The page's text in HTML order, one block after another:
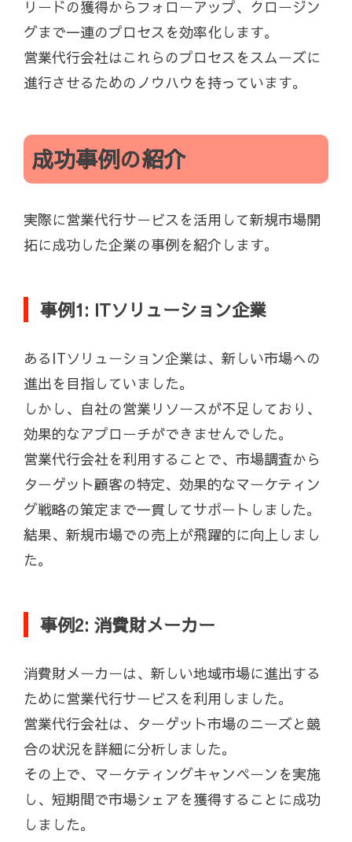
リードの獲得からフォローアップ、クロージン
グまで一連のプロセスを効率化します。
営業代行会社はこれらのプロセスをスムーズに
進行させるためのノウハウを持っています。
成功事例の紹介
実際に営業代行サービスを活用して新規市場開
拓に成功した企業の事例を紹介します。
事例1: ITソリューション企業
あるITソリューション企業は、新しい市場への
進出を目指していました。
しかし、自社の営業リソースが不足しており、
効果的なアプローチができませんでした。
営業代行会社を利用することで、市場調査から
ターゲット顧客の特定、効果的なマーケティン
グ戦略の策定まで一貫してサポートしました。
結果、新規市場での売上が飛躍的に向上しまし
た。
事例2: 消費財メーカー
消費財メーカーは、新しい地域市場に進出する
ために営業代行サービスを利用しました。
営業代行会社は、ターゲット市場のニーズと競
合の状況を詳細に分析しました。
その上で、マーケティングキャンペーンを実施
し、短期間で市場シェアを獲得することに成功
しました。